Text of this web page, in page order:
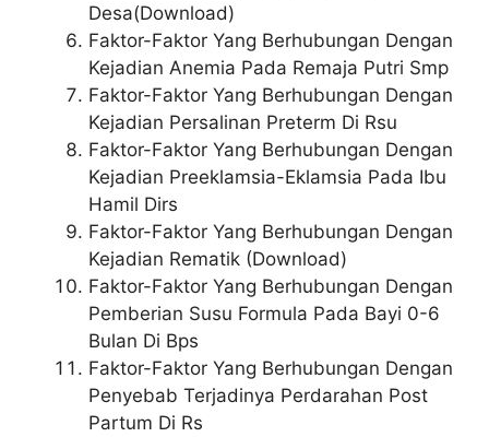
Desa(Download)
Faktor-Faktor Yang Berhubungan Dengan
Kejadian Anemia Pada Remaja Putri Smp
Faktor-Faktor Yang Berhubungan Dengan
Kejadian Persalinan Preterm Di Rsu
Faktor-Faktor Yang Berhubungan Dengan
Kejadian Preeklamsia-Eklamsia Pada Ibu
Hamil Dirs
Faktor-Faktor Yang Berhubungan Dengan
Kejadian Rematik (Download)
Faktor-Faktor Yang Berhubungan Dengan
Pemberian Susu Formula Pada Bayi 0-6
Bulan Di Bps
Faktor-Faktor Yang Berhubungan Dengan
Penyebab Terjadinya Perdarahan Post
Partum Di Rs